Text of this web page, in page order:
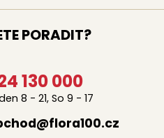
PORADIT?
130 000
8 - 21, So 9 - 17